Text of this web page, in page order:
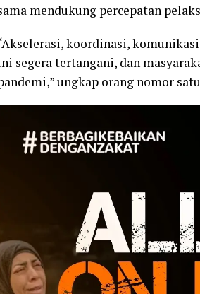
mendukung percepatan
koordinasi,
segera tertangani, dan
ungkap orang nomor